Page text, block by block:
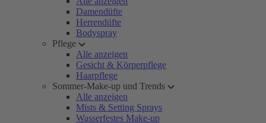
Damendüfte
Herrendüfte
Bodyspray
Pflege
Alle anzeigen
Gesicht & Körperpflege
Haarpflege
Sommer-Make-up und Trends
Alle anzeigen
Mists & Setting Sprays
Wasserfestes Make-up